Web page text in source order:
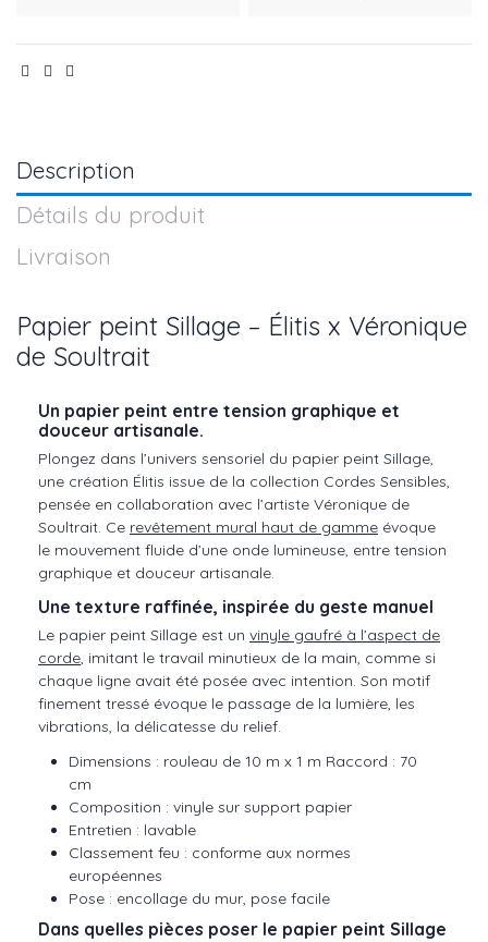
Description
Détails du produit
Livraison
Papier peint Sillage – Élitis x Véronique
de Soultrait
Un papier peint entre tension graphique et
douceur artisanale.
Plongez dans l’univers sensoriel du papier peint Sillage,
une création Élitis issue de la collection Cordes Sensibles,
pensée en collaboration avec l’artiste Véronique de
Soultrait. Ce revêtement mural haut de gamme évoque
le mouvement fluide d’une onde lumineuse, entre tension
graphique et douceur artisanale.
Une texture raffinée, inspirée du geste manuel
Le papier peint Sillage est un vinyle gaufré à l’aspect de
corde, imitant le travail minutieux de la main, comme si
chaque ligne avait été posée avec intention. Son motif
finement tressé évoque le passage de la lumière, les
vibrations, la délicatesse du relief.
Dimensions : rouleau de 10 m x 1 m Raccord : 70
cm
Composition : vinyle sur support papier
Entretien : lavable
Classement feu : conforme aux normes
européennes
Pose : encollage du mur, pose facile
Dans quelles pièces poser le papier peint Sillage